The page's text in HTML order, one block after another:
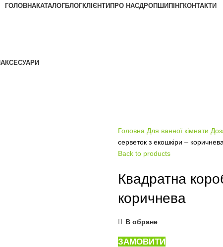
ГОЛОВНАКАТАЛОГБЛОГКЛІЄНТИ ПРО НАСДРОПШИПІНГКОНТАКТИ
АКСЕСУАРИ
Головна Для ванної кімнати
серветок з екошкіри – коричнева
Back to products
Квадратна
коричнева
В обране
ЗАМОВИТИ